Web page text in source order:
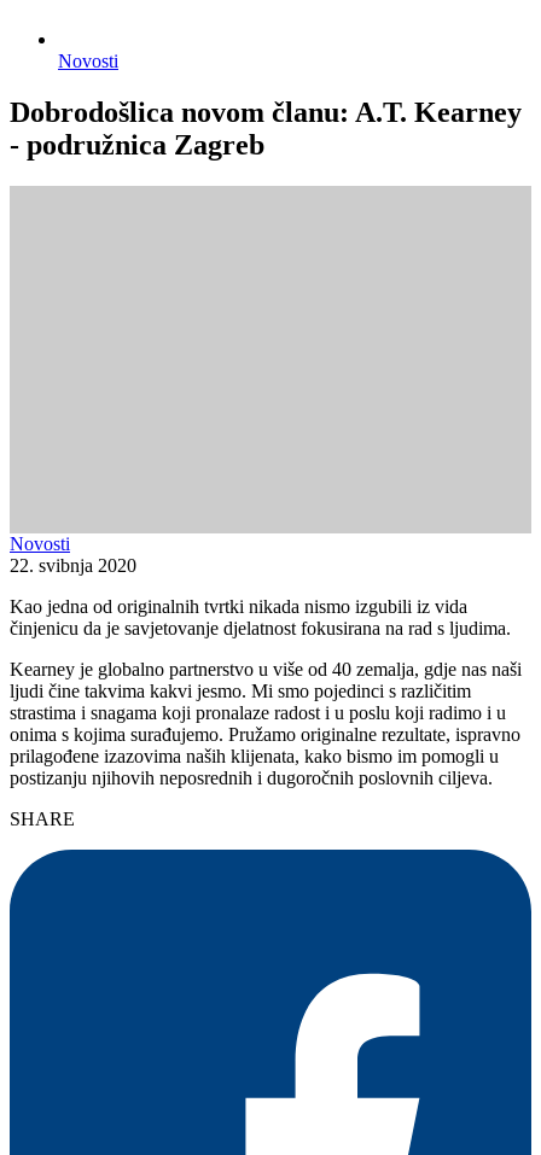
Novosti
Dobrodošlica novom članu: A.T. Kearney
- podružnica Zagreb
Novosti
22. svibnja 2020
Kao jedna od originalnih tvrtki nikada nismo izgubili iz vida
činjenicu da je savjetovanje djelatnost fokusirana na rad s ljudima.
Kearney je globalno partnerstvo u više od 40 zemalja, gdje nas naši
ljudi čine takvima kakvi jesmo. Mi smo pojedinci s različitim
strastima i snagama koji pronalaze radost i u poslu koji radimo i u
onima s kojima surađujemo. Pružamo originalne rezultate, ispravno
prilagođene izazovima naših klijenata, kako bismo im pomogli u
postizanju njihovih neposrednih i dugoročnih poslovnih ciljeva.
SHARE